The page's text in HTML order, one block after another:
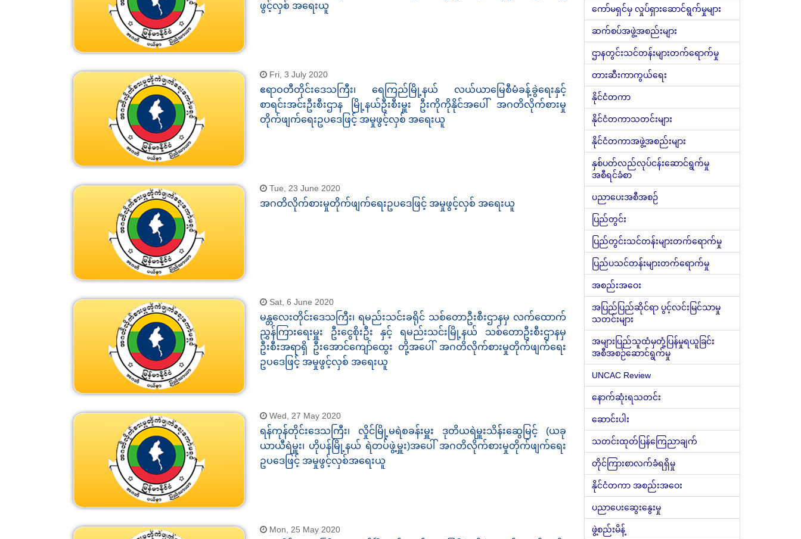
ဖွင့်လှစ် အရေးယူ
Fri, 3 July 2020
ဧရာဝတီတိုင်းဒေသကြီး၊ ရေကြည်မြို့နယ် လယ်ယာမြေစီမံခန့်ခွဲရေးနှင့်
စာရင်းအင်းဦးစီးဌာန မြို့နယ်ဦးစီးမှူး ဦးကိုကိုနိုင်အပေါ် အဂတိလိုက်စားမှု
တိုက်ဖျက်ရေးဥပဒေဖြင့် အမှုဖွင့်လှစ် အရေးယူ
Tue, 23 June 2020
အဂတိလိုက်စားမှုတိုက်ဖျက်ရေးဥပဒေဖြင့် အမှုဖွင့်လှစ် အရေးယူ
Sat, 6 June 2020
မန္တလေးတိုင်းဒေသကြီး၊ ရမည်းသင်းခရိုင် သစ်တောဦးစီးဌာနမှ လက်ထောက်
ညွှန်ကြားရေးမှူး ဦးငွေစိုးဦး နှင့် ရမည်းသင်းမြို့နယ် သစ်တောဦးစီးဌာနမှ
ဦးစီးအရာရှိ ဦးအောင်ကျော်ထွေး တို့အပေါ် အဂတိလိုက်စားမှုတိုက်ဖျက်ရေး
ဥပဒေဖြင့် အမှုဖွင့်လှစ် အရေးယူ
Wed, 27 May 2020
ရန်ကုန်တိုင်းဒေသကြီး၊ လှိုင်မြို့မရဲစခန်းမှူး ဒုတိယရဲမှူးသိန်းဆွေမြင့် (ယခု
ယာယီရဲမှူး၊ ဟိုပန်မြို့နယ် ရဲတပ်ဖွဲ့မှူး)အပေါ် အဂတိလိုက်စားမှုတိုက်ဖျက်ရေး
ဥပဒေဖြင့် အမှုဖွင့်လှစ်အရေးယူ
Mon, 25 May 2020
ကော်မရှင်မှ လှုပ်ရှားဆောင်ရွက်မှုများ
ဆက်စပ်အဖွဲ့အစည်းများ
ဌာနတွင်းသင်တန်းများတက်ရောက်မှု
တားဆီးကာကွယ်ရေး
နိုင်ငံတကာ
နိုင်ငံတကာသတင်းများ
နိုင်ငံတကာအဖွဲ့အစည်းများ
နှစ်ပတ်လည်လုပ်ငန်းဆောင်ရွက်မှု
အစီရင်ခံစာ
ပညာပေးအစီအစဉ်
ပြည်တွင်း
ပြည်တွင်းသင်တန်းများတက်ရောက်မှု
ပြည်ပသင်တန်းများတက်ရောက်မှု
အစည်းအဝေး
အပြည်ပြည်ဆိုင်ရာ ပွင့်လင်းမြင်သာမှု
သတင်းများ
အများပြည်သူထံမှတုံ့ပြန်မှုရယူခြင်း
အစီအစဉ်ဆောင်ရွက်မှု
UNCAC Review
နောက်ဆုံးရသတင်း
ဆောင်းပါး
သတင်းထုတ်ပြန်ကြေညာချက်
တိုင်ကြားစာလက်ခံရရှိမှု
နိုင်ငံတကာ အစည်းအဝေး
ပညာပေးဆွေးနွေးမှု
ဖွဲ့စည်းမိန့်